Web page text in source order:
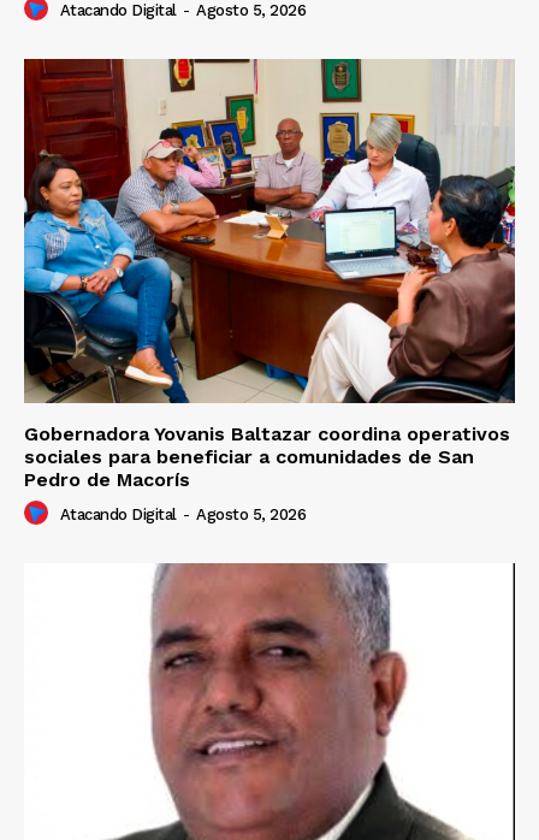
Atacando Digital - Agosto 5, 2026
Gobernadora Yovanis Baltazar coordina operativos
sociales para beneficiar a comunidades de San
Pedro de Macorís
Atacando Digital - Agosto 5, 2026